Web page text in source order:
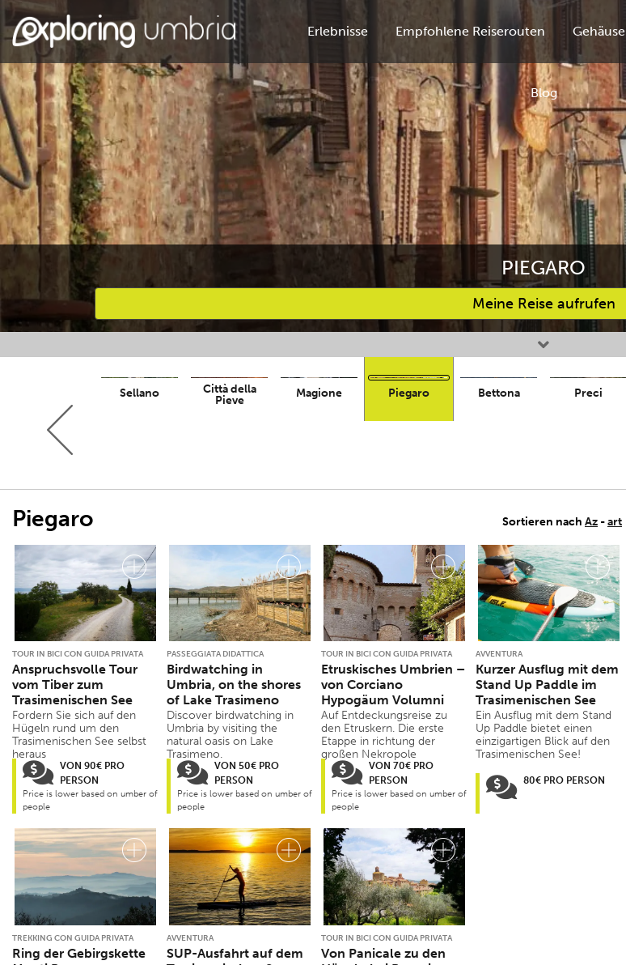
Erlebnisse Empfohlene Reiserouten Gehäuse
Blog
PIEGARO
Meine Reise aufrufen
Bevorzugte Aktivitäten
Sellano
Città della
Pieve
Magione Piegaro Bettona Preci
Sortieren nach Az -art
Piegaro
TOUR IN BICI CON GUIDA PRIVATA
Anspruchsvolle Tour
vom Tiber zum
Trasimenischen See
Fordern Sie sich auf den
Hügeln rund um den
Trasimenischen See selbst
heraus
VON 90€ PRO
PERSON
Price is lower based on umber of
people
PASSEGGIATA DIDATTICA
Birdwatching in
Umbria, on the shores
of Lake Trasimeno
Discover birdwatching in
Umbria by visiting the
natural oasis on Lake
Trasimeno.
VON 50€ PRO
PERSON
Price is lower based on umber of
people
TOUR IN BICI CON GUIDA PRIVATA
Etruskisches Umbrien –
von Corciano
Hypogäum Volumni
Auf Entdeckungsreise zu
den Etruskern. Die erste
Etappe in richtung der
großen Nekropole
VON 70€ PRO
PERSON
Price is lower based on umber of
people
AVVENTURA
Kurzer Ausflug mit dem
Stand Up Paddle im
Trasimenischen See
Ein Ausflug mit dem Stand
Up Paddle bietet einen
einzigartigen Blick auf den
Trasimenischen See!
80€ PRO PERSON
TREKKING CON GUIDA PRIVATA
Ring der Gebirgskette
AVVENTURA
SUP-Ausfahrt auf dem
TOUR IN BICI CON GUIDA PRIVATA
Von Panicale zu den